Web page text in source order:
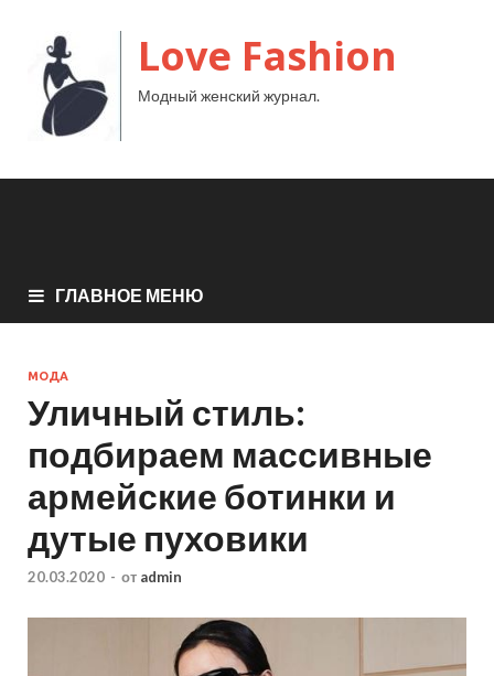
Love Fashion
Модный женский журнал.
ГЛАВНОЕ МЕНЮ
МОДА
Уличный стиль:
подбираем массивные
армейские ботинки и
дутые пуховики
20.03.2020 - от admin